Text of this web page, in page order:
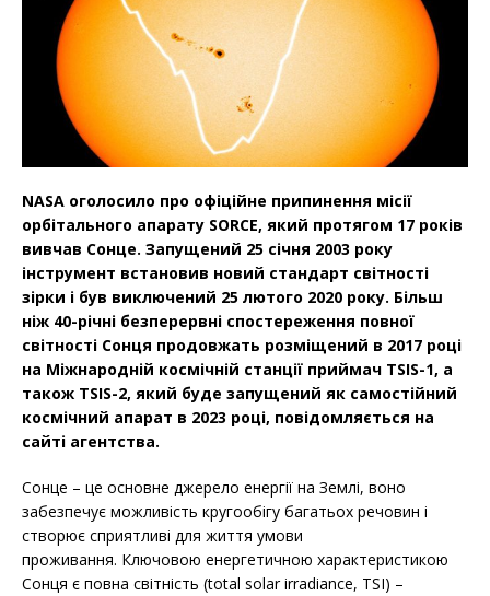
NASA оголосило про офіційне припинення місії
орбітального апарату SORCE, який протягом 17 років
вивчав Сонце. Запущений 25 січня 2003 року
інструмент встановив новий стандарт світності
зірки і був виключений 25 лютого 2020 року. Більш
ніж 40-річні безперервні спостереження повної
світності Сонця продовжать розміщений в 2017 році
на Міжнародній космічній станції приймач TSIS-1, а
також TSIS-2, який буде запущений як самостійний
космічний апарат в 2023 році, повідомляється на
сайті агентства.
Сонце – це основне джерело енергії на Землі, воно
забезпечує можливість кругообігу багатьох речовин і
створює сприятливі для життя умови
проживання. Ключовою енергетичною характеристикою
Сонця є повна світність (total solar irradiance, TSI) –